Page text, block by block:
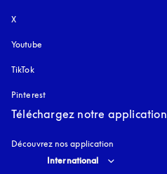
X
Youtube
TikTok
Pinterest
Téléchargez notre application
Découvrez nos application
Select country and language
International